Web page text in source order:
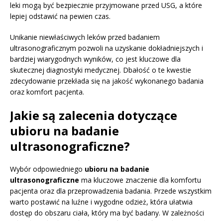
leki mogą być bezpiecznie przyjmowane przed USG, a które
lepiej odstawić na pewien czas.
Unikanie niewłaściwych leków przed badaniem
ultrasonograficznym pozwoli na uzyskanie dokładniejszych i
bardziej wiarygodnych wyników, co jest kluczowe dla
skutecznej diagnostyki medycznej. Dbałość o te kwestie
zdecydowanie przekłada się na jakość wykonanego badania
oraz komfort pacjenta.
Jakie są zalecenia dotyczące
ubioru na badanie
ultrasonograficzne?
Wybór odpowiedniego ubioru na badanie
ultrasonograficzne ma kluczowe znaczenie dla komfortu
pacjenta oraz dla przeprowadzenia badania. Przede wszystkim
warto postawić na luźne i wygodne odzież, która ułatwia
dostęp do obszaru ciała, który ma być badany. W zależności